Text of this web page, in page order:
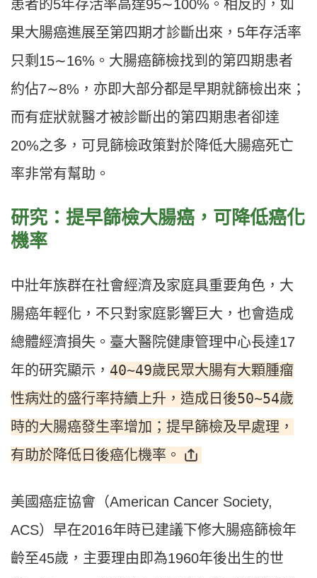
患者的5年存活率高達95∼100%。相反的，如
果大腸癌進展至第四期才診斷出來，5年存活率
只剩15∼16%。大腸癌篩檢找到的第四期患者
約佔7∼8%，亦即大部分都是早期就篩檢出來；
而有症狀就醫才被診斷出的第四期患者卻達
20%之多，可見篩檢政策對於降低大腸癌死亡
率非常有幫助。
研究：提早篩檢大腸癌，可降低癌化
機率
中壯年族群在社會經濟及家庭具重要角色，大
腸癌年輕化，不只對家庭影響巨大，也會造成
總體經濟損失。臺大醫院健康管理中心長達17
年的研究顯示， 40∼49歲民眾大腸有大顆腫瘤
性病灶的盛行率持續上升，造成日後50∼54歲
時的大腸癌發生率增加；提早篩檢及早處理，
有助於降低日後癌化機率。
美國癌症協會（American Cancer Society,
ACS）早在2016年時已建議下修大腸癌篩檢年
齡至45歲，主要理由即為1960年後出生的世